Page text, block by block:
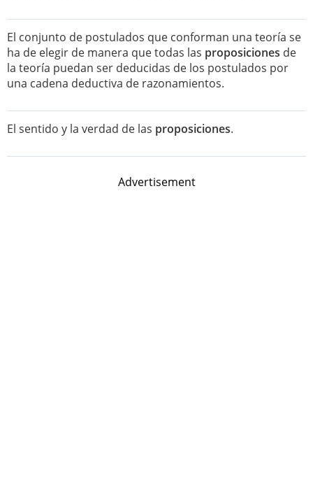
El conjunto de postulados que conforman una teoría se
ha de elegir de manera que todas las proposiciones de
la teoría puedan ser deducidas de los postulados por
una cadena deductiva de razonamientos.
El sentido y la verdad de las proposiciones.
Advertisement